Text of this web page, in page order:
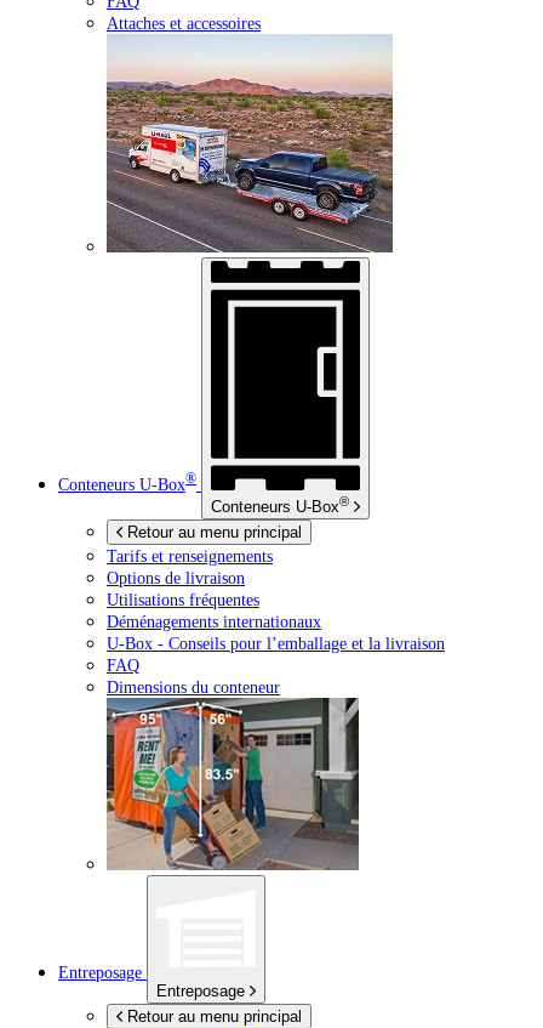
Attaches et accessoires
Conteneurs U-Box®
Conteneurs U-Box®
Retour au menu principal
Tarifs et renseignements
Options de livraison
Utilisations fréquentes
Déménagements internationaux
U-Box - Conseils pour l’emballage et la livraison
FAQ
Dimensions du conteneur
Entreposage
Entreposage
Retour au menu principal